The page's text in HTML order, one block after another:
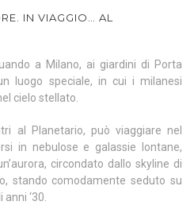
IN VIAGGIO… AL
a Milano, ai giardini di Porta
luogo speciale, in cui i milanesi
cielo stellato.
al Planetario, può viaggiare nel
in nebulose e galassie lontane,
circondato dallo skyline di
stando comodamente seduto su
‘30.